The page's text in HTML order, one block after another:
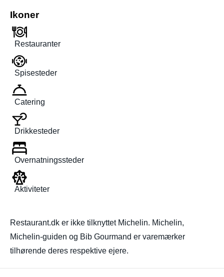
Ikoner
Restauranter
Spisesteder
Catering
Drikkesteder
Overnatningssteder
Aktiviteter
Restaurant.dk er ikke tilknyttet Michelin. Michelin,
Michelin-guiden og Bib Gourmand er varemærker
tilhørende deres respektive ejere.